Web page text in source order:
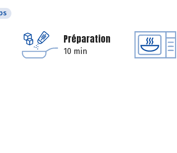
Préparation
10 min